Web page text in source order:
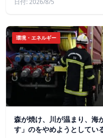
日付: 2026/8/5
環境・エネルギー
森が焼け、川が温まり、海
す」のをやめようとしてい